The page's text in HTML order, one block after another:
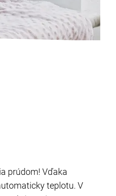
prúdom! Vďaka
teplotu. V